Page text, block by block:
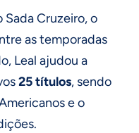
Cruzeiro, o
as temporadas
Leal ajudou a
25 títulos, sendo
e o